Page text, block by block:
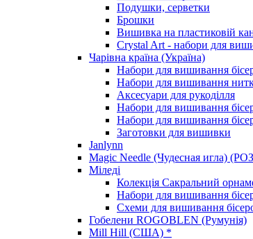
Подушки, серветки
Брошки
Вишивка на пластиковій
Crystal Art - набори для
Чарівна країна (Україна)
Набори для вишивання
Набори для вишивання
Аксесуари для рукоділля
Набори для вишивання
Набори для вишивання
Заготовки для вишивки
Janlynn
Magic Needle (Чудесная игла)
Міледі
Колекція Сакральний
Набори для вишивання
Схеми для вишивання
Гобелени ROGOBLEN (Румунія)
Mill Hill (США) *